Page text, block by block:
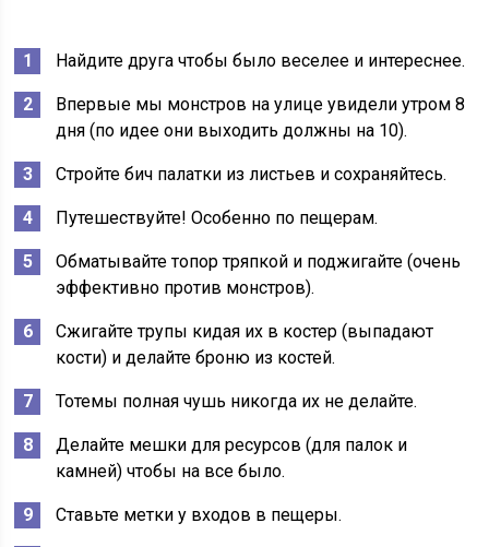
Найдите друга чтобы было веселее и интереснее.
Впервые мы монстров на улице увидели утром 8
дня (по идее они выходить должны на 10).
Стройте бич палатки из листьев и сохраняйтесь.
Путешествуйте! Особенно по пещерам.
Обматывайте топор тряпкой и поджигайте (очень
эффективно против монстров).
Сжигайте трупы кидая их в костер (выпадают
кости) и делайте броню из костей.
Тотемы полная чушь никогда их не делайте.
Делайте мешки для ресурсов (для палок и
камней) чтобы на все было.
Ставьте метки у входов в пещеры.